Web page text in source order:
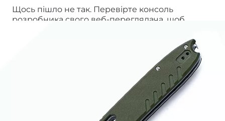
Щось пішло не так. Перевірте консоль
розробника свого веб-переглядача, щоб